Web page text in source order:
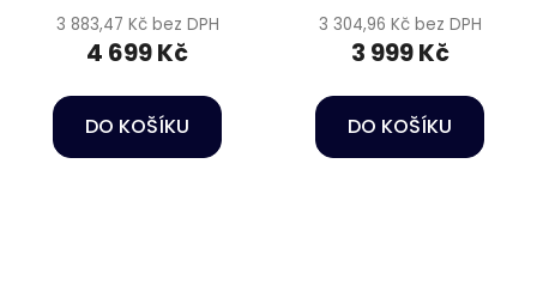
3 883,47 Kč bez DPH
4 699 Kč
DO KOŠÍKU
3 304,96 Kč bez DPH
3 999 Kč
DO KOŠÍKU